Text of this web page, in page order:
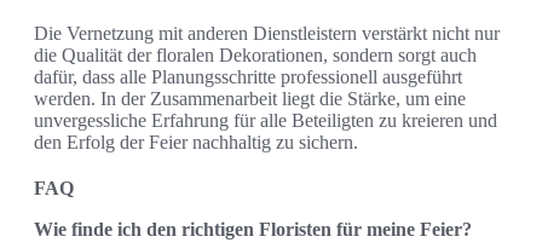
Die Vernetzung mit anderen Dienstleistern verstärkt nicht nur
die Qualität der floralen Dekorationen, sondern sorgt auch
dafür, dass alle Planungsschritte professionell ausgeführt
werden. In der Zusammenarbeit liegt die Stärke, um eine
unvergessliche Erfahrung für alle Beteiligten zu kreieren und
den Erfolg der Feier nachhaltig zu sichern.
FAQ
Wie finde ich den richtigen Floristen für meine Feier?